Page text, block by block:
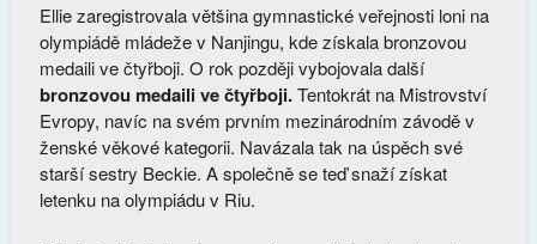
Ellie zaregistrovala většina gymnastické veřejnosti loni na
olympiádě mládeže v Nanjingu, kde získala bronzovou
medaili ve čtyřboji. O rok později vybojovala další
bronzovou medaili ve čtyřboji.Tentokrát na Mistrovství
Evropy, navíc na svém prvním mezinárodním závodě v
ženské věkové kategorii. Navázala tak na úspěch své
starší sestry Beckie. A společně se teď snaží získat
letenku na olympiádu v Riu.